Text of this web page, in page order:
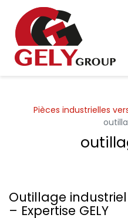
Pièces industrielles
Outillage
– Expertise GELY
Panneau de gestion des cookies